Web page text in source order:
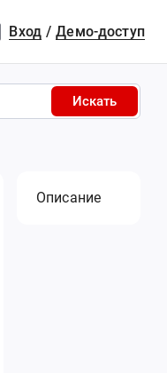
Вход / Демо-доступ
Искать
Описание